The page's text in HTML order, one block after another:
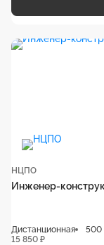
НЦПО
Инженер-
Дистанционная
500
15 850 ₽